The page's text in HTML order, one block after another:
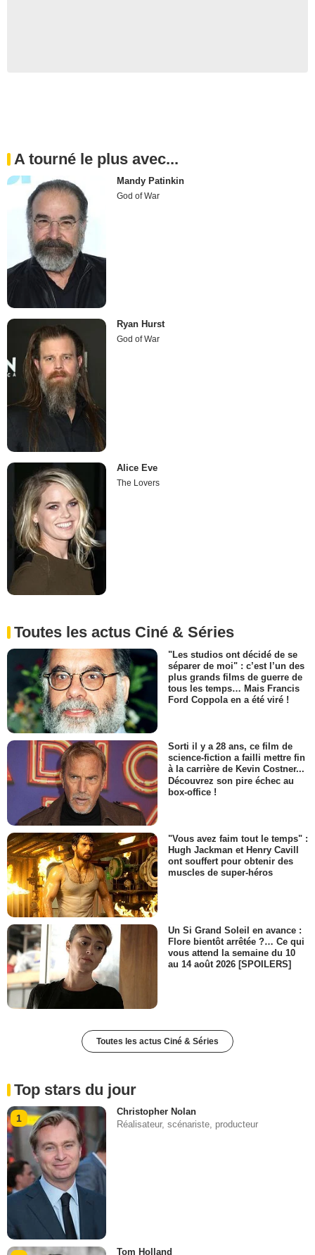
A tourné le plus avec...
Mandy Patinkin
God of War
Ryan Hurst
God of War
Alice Eve
The Lovers
Toutes les actus Ciné & Séries
"Les studios ont décidé de se
séparer de moi" : c’est l’un des
plus grands films de guerre de
tous les temps… Mais Francis
Ford Coppola en a été viré !
Sorti il y a 28 ans, ce film de
science-fiction a failli mettre fin
à la carrière de Kevin Costner...
Découvrez son pire échec au
box-office !
"Vous avez faim tout le temps" :
Hugh Jackman et Henry Cavill
ont souffert pour obtenir des
muscles de super-héros
Un Si Grand Soleil en avance :
Flore bientôt arrêtée ?… Ce qui
vous attend la semaine du 10
au 14 août 2026 [SPOILERS]
Toutes les actus Ciné & Séries
Top stars du jour
1
Christopher Nolan
Réalisateur, scénariste, producteur
Tom Holland